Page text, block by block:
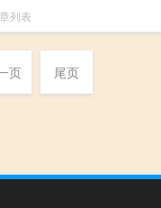
列表
页 尾页